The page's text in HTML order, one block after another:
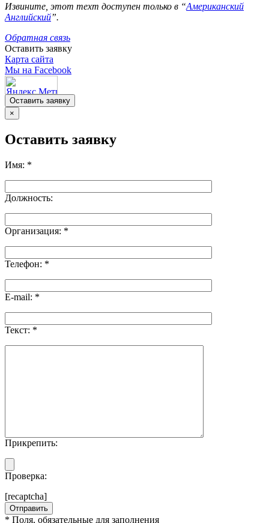
Извините, этот техт доступен только в “Американский
Английский”.
Обратная связь
Оставить заявку
Карта сайта
Мы на Facebook
Оставить заявку
×
Оставить заявку
Имя: *
Должность:
Организация: *
Телефон: *
E-mail: *
Текст: *
Прикрепить:
Проверка:
[recaptcha]
* Поля, обязательные для заполнения